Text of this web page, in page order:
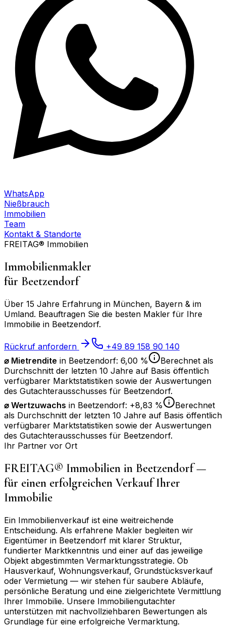
WhatsApp
Nießbrauch
Immobilien
Team
Kontakt & Standorte
FREITAG® Immobilien
Immobilienmakler
für Beetzendorf
Über 15 Jahre Erfahrung in München, Bayern & im
Umland. Beauftragen Sie die besten Makler für Ihre
Immobilie in Beetzendorf.
Rückruf anfordern
+49 89 158 90 140
⌀ Mietrendite in Beetzendorf: 6,00 %
Berechnet als
Durchschnitt der letzten 10 Jahre auf Basis öffentlich
verfügbarer Marktstatistiken sowie der Auswertungen
des Gutachterausschusses für Beetzendorf.
⌀ Wertzuwachs in Beetzendorf: +8,83 %
Berechnet
als Durchschnitt der letzten 10 Jahre auf Basis öffentlich
verfügbarer Marktstatistiken sowie der Auswertungen
des Gutachterausschusses für Beetzendorf.
Ihr Partner vor Ort
FREITAG® Immobilien in Beetzendorf—
für einen erfolgreichen Verkauf Ihrer
Immobilie
Ein Immobilienverkauf ist eine weitreichende
Entscheidung. Als erfahrene Makler begleiten wir
Eigentümer in Beetzendorf mit klarer Struktur,
fundierter Marktkenntnis und einer auf das jeweilige
Objekt abgestimmten Vermarktungsstrategie. Ob
Hausverkauf, Wohnungsverkauf, Grundstücksverkauf
oder Vermietung — wir stehen für saubere Abläufe,
persönliche Beratung und eine zielgerichtete Vermittlung
Ihrer Immobilie. Unsere Immobiliengutachter
unterstützen mit nachvollziehbaren Bewertungen als
Grundlage für eine erfolgreiche Vermarktung.